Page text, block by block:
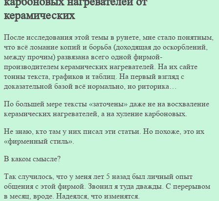
керамических
После исследования этой темы в рунете, мне стало понятным,
что всё ломание копий и борьба (доходящая до оскорблений,
между прочим) развязана всего одной фирмой-
производителем керамических нагревателей. На их сайте
тонны текста, графиков и таблиц. На первый взгляд с
доказательной базой всё нормально, но риторика…
По большей мере тексты «заточены» даже не на восхваление
керамических нагревателей, а на хуление карбоновых.
Не знаю, кто там у них писал эти статьи. Но похоже, это их
«фирменный стиль».
В каком смысле?
Так случилось, что у меня лет 5 назад был личный опыт
общения с этой фирмой. Звонил я туда дважды. С перерывом
в месяц, вроде. Надеялся, что изменятся.